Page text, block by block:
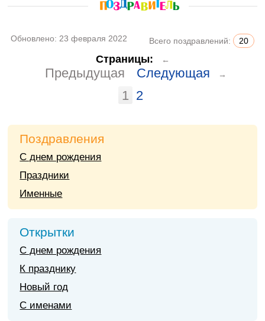
Обновлено: 23 февраля 2022 Всего поздравлений: 20
Страницы: ←
Предыдущая Следующая →
1 2
Поздравления
С днем рождения
Праздники
Именные
Открытки
С днем рождения
К празднику
Новый год
С именами